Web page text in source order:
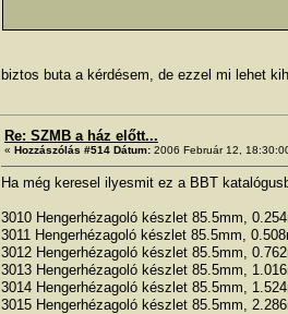
biztos buta a kérdésem, de ezzel mi lehet
Re: SZMB a ház előtt...
« Hozzászólás #514 Dátum: 2006 Február 12,
Ha még keresel ilyesmit ez a BBT
3010 Hengerhézagoló készlet 85.5mm,
3011 Hengerhézagoló készlet 85.5mm,
3012 Hengerhézagoló készlet 85.5mm,
3013 Hengerhézagoló készlet 85.5mm,
3014 Hengerhézagoló készlet 85.5mm,
3015 Hengerhézagoló készlet 85.5mm,